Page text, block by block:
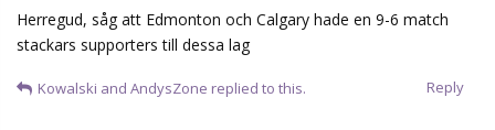
Herregud, såg att Edmonton och Calgary hade en 9-6 match
stackars supporters till dessa lag
Reply
Kowalski and AndysZone replied to this.